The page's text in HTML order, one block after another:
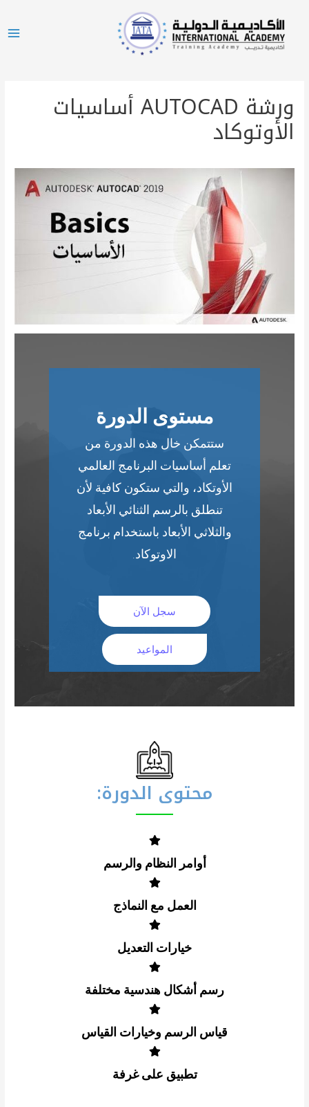
ورشة AUTOCAD أساسيات
الأوتوكاد
مستوى الدورة
ستتمكن خال هذه الدورة من
تعلم أساسيات البرنامج العالمي
الأوتكاد، والتي ستكون كافية لأن
تنطلق بالرسم الثنائي الأبعاد
والثلاثي الأبعاد باستخدام برنامج
الاوتوكاد.
سجل الآن
المواعيد
محتوى الدورة:
أوامر النظام والرسم
العمل مع النماذج
خيارات التعديل
رسم أشكال هندسية مختلفة
قياس الرسم وخيارات القياس
تطبيق على غرفة